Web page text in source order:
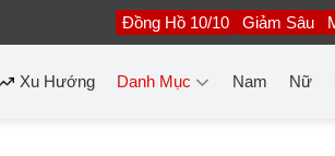
Đồng Hồ 10/10 Giảm Sâu
Xu Hướng Danh Mục Nam Nữ